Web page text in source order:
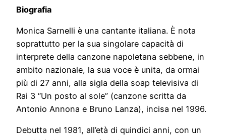
Biografia
Monica Sarnelli è una cantante italiana. È nota
soprattutto per la sua singolare capacità di
interprete della canzone napoletana sebbene, in
ambito nazionale, la sua voce è unita, da ormai
più di 27 anni, alla sigla della soap televisiva di
Rai 3 “Un posto al sole” (canzone scritta da
Antonio Annona e Bruno Lanza), incisa nel 1996.
Debutta nel 1981, all’età di quindici anni, con un